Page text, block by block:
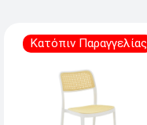
Κατόπιν Παραγγελίας